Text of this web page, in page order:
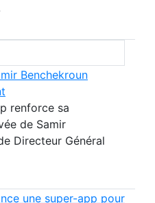
Benchekroun
renforce sa
de Samir
Directeur Général
une super-app pour